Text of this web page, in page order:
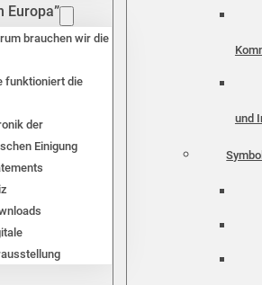
Europa”
brauchen wir die
funktioniert die
der
Einigung
und